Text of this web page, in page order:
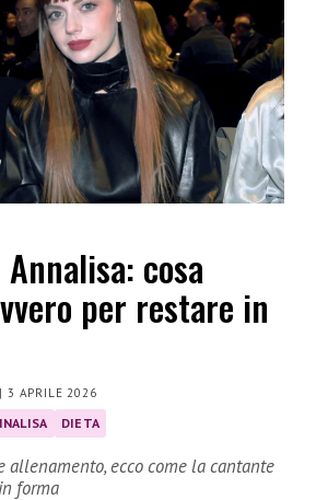
cosa
per restare in
|3 APRILE 2026
DIETA
allenamento, ecco come la cantante
forma